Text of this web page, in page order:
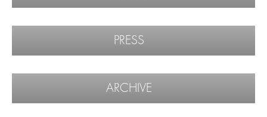
PRESS
ARCHIVE